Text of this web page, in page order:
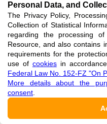
See reference
REVIEW
All articles are peer-
the article chose not to
public domain. The review
Personal Data, and
The Privacy Policy,
Collection of Statistical
regarding the processing
Resource, and also contains
requirements for the
use of cookiesin
Federal Law No. 152-FZ "On
More details about the
consent